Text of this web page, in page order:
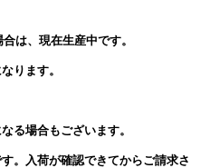
は、現在生産中です。
ります。
る場合もございます。
。入荷が確認できてからご請求さ